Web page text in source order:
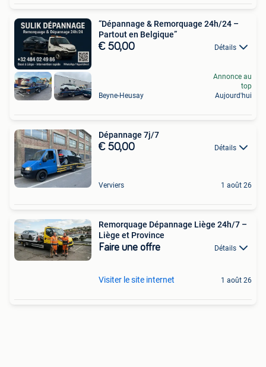
“Dépannage & Remorquage 24h/24 –
Partout en Belgique”
€ 50,00 Détails
Beyne-Heusay
Annonce au
top
Aujourd'hui
Dépannage 7j/7
€ 50,00 Détails
Verviers 1 août 26
Remorquage Dépannage Liège 24h/7 –
Liège et Province
Faire une offre Détails
Visiter le site internet 1 août 26